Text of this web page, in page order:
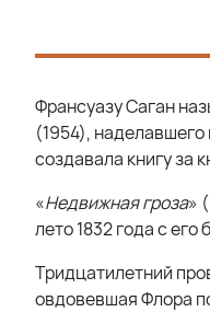
Франсуазу Саган
(1954),
создавала книгу за
«Недвижная гроза»
лето 1832 года с
Тридцатилетний
овдовевшая Флора